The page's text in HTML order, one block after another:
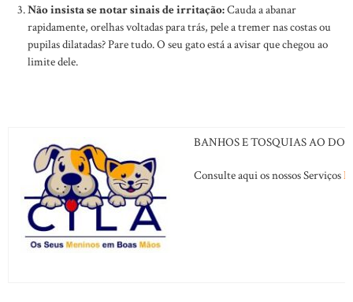
Não insista se notar sinais de irritação:Cauda a abanar
rapidamente, orelhas voltadas para trás, pele a tremer nas costas ou
pupilas dilatadas? Pare tudo. O seu gato está a avisar que chegou ao
limite dele.
BANHOS E TOSQUIAS AO
Consulte aqui os nossos Serviços